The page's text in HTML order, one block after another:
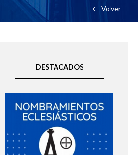
Volver
DESTACADOS